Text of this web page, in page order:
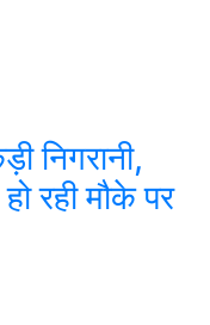
निगरानी,
रही मौके पर